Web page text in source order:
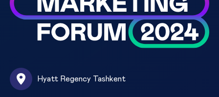
Hyatt Regency Tashkent